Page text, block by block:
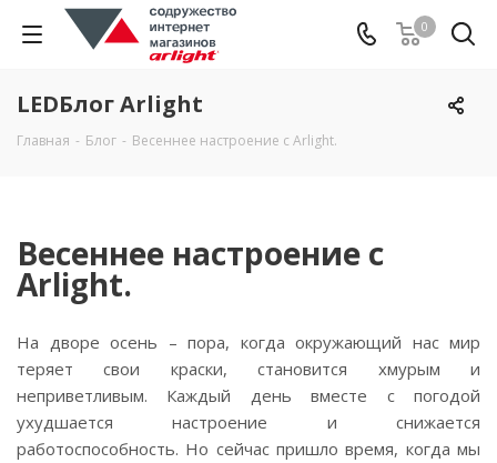
0
LEDБлог Arlight
Главная - Блог - Весеннее настроение с Arlight.
Весеннее настроение с
Arlight.
На дворе осень – пора, когда окружающий нас мир
теряет свои краски, становится хмурым и
неприветливым. Каждый день вместе с погодой
ухудшается настроение и снижается
работоспособность. Но сейчас пришло время, когда мы